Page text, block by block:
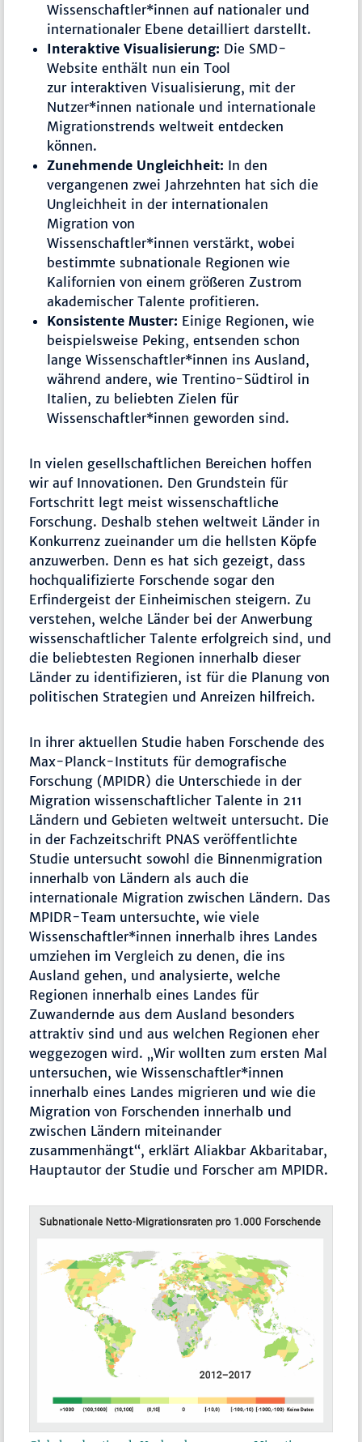
Wissenschaftler*innen auf nationaler und
internationaler Ebene detailliert darstellt.
Interaktive Visualisierung: Die SMD-
Website enthält nun ein Tool
zur interaktiven Visualisierung, mit der
Nutzer*innen nationale und internationale
Migrationstrends weltweit entdecken
können.
Zunehmende Ungleichheit: In den
vergangenen zwei Jahrzehnten hat sich die
Ungleichheit in der internationalen
Migration von
Wissenschaftler*innen verstärkt, wobei
bestimmte subnationale Regionen wie
Kalifornien von einem größeren Zustrom
akademischer Talente profitieren.
Konsistente Muster: Einige Regionen, wie
beispielsweise Peking, entsenden schon
lange Wissenschaftler*innen ins Ausland,
während andere, wie Trentino-Südtirol in
Italien, zu beliebten Zielen für
Wissenschaftler*innen geworden sind.
In vielen gesellschaftlichen Bereichen hoffen
wir auf Innovationen. Den Grundstein für
Fortschritt legt meist wissenschaftliche
Forschung. Deshalb stehen weltweit Länder in
Konkurrenz zueinander um die hellsten Köpfe
anzuwerben. Denn es hat sich gezeigt, dass
hochqualifizierte Forschende sogar den
Erfindergeist der Einheimischen steigern. Zu
verstehen, welche Länder bei der Anwerbung
wissenschaftlicher Talente erfolgreich sind, und
die beliebtesten Regionen innerhalb dieser
Länder zu identifizieren, ist für die Planung von
politischen Strategien und Anreizen hilfreich.
In ihrer aktuellen Studie haben Forschende des
Max-Planck-Instituts für demografische
Forschung (MPIDR) die Unterschiede in der
Migration wissenschaftlicher Talente in 211
Ländern und Gebieten weltweit untersucht. Die
in der Fachzeitschrift PNAS veröffentlichte
Studie untersucht sowohl die Binnenmigration
innerhalb von Ländern als auch die
internationale Migration zwischen Ländern. Das
MPIDR-Team untersuchte, wie viele
Wissenschaftler*innen innerhalb ihres Landes
umziehen im Vergleich zu denen, die ins
Ausland gehen, und analysierte, welche
Regionen innerhalb eines Landes für
Zuwandernde aus dem Ausland besonders
attraktiv sind und aus welchen Regionen eher
weggezogen wird. „Wir wollten zum ersten Mal
untersuchen, wie Wissenschaftler*innen
innerhalb eines Landes migrieren und wie die
Migration von Forschenden innerhalb und
zwischen Ländern miteinander
zusammenhängt“, erklärt Aliakbar Akbaritabar,
Hauptautor der Studie und Forscher am MPIDR.